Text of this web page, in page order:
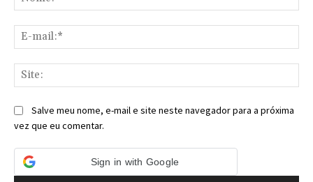
Salve meu nome, e-mail e site neste navegador para a próxima
vez que eu comentar.
Sign in with Google